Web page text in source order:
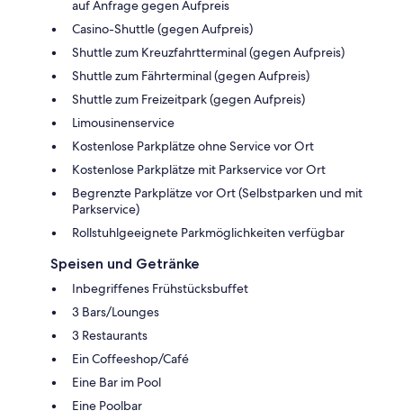
auf Anfrage gegen Aufpreis
Casino-Shuttle (gegen Aufpreis)
Shuttle zum Kreuzfahrtterminal (gegen Aufpreis)
Shuttle zum Fährterminal (gegen Aufpreis)
Shuttle zum Freizeitpark (gegen Aufpreis)
Limousinenservice
Kostenlose Parkplätze ohne Service vor Ort
Kostenlose Parkplätze mit Parkservice vor Ort
Begrenzte Parkplätze vor Ort (Selbstparken und mit
Parkservice)
Rollstuhlgeeignete Parkmöglichkeiten verfügbar
Speisen und Getränke
Inbegriffenes Frühstücksbuffet
3 Bars/Lounges
3 Restaurants
Ein Coffeeshop/Café
Eine Bar im Pool
Eine Poolbar